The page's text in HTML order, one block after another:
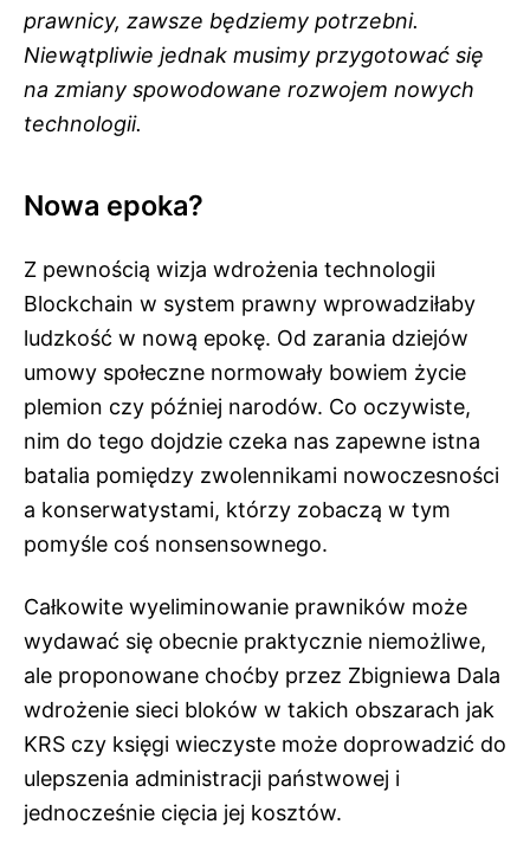
prawnicy, zawsze będziemy potrzebni.
Niewątpliwie jednak musimy przygotować się
na zmiany spowodowane rozwojem nowych
technologii.
Nowa epoka?
Z pewnością wizja wdrożenia technologii
Blockchain w system prawny wprowadziłaby
ludzkość w nową epokę. Od zarania dziejów
umowy społeczne normowały bowiem życie
plemion czy później narodów. Co oczywiste,
nim do tego dojdzie czeka nas zapewne istna
batalia pomiędzy zwolennikami nowoczesności
a konserwatystami, którzy zobaczą w tym
pomyśle coś nonsensownego.
Całkowite wyeliminowanie prawników może
wydawać się obecnie praktycznie niemożliwe,
ale proponowane choćby przez Zbigniewa Dala
wdrożenie sieci bloków w takich obszarach jak
KRS czy księgi wieczyste może doprowadzić do
ulepszenia administracji państwowej i
jednocześnie cięcia jej kosztów.